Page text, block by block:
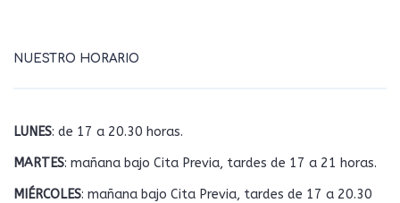
NUESTRO HORARIO
LUNES: de 17 a 20.30 horas.
MARTES: mañana bajo Cita Previa, tardes de 17 a 21 horas.
MIÉRCOLES: mañana bajo Cita Previa, tardes de 17 a 20.30